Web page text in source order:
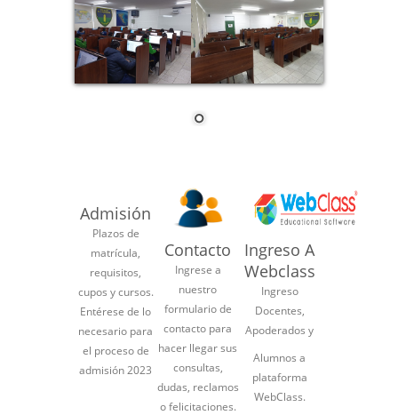
Admisión
Plazos de
matrícula,
requisitos,
cupos y cursos.
Entérese de lo
necesario para
el proceso de
admisión 2023
Contacto
Ingrese a
nuestro
formulario de
contacto para
hacer llegar sus
consultas,
dudas, reclamos
o felicitaciones.
Ingreso A
Webclass
Ingreso
Docentes,
Apoderados y
Alumnos a
plataforma
WebClass.